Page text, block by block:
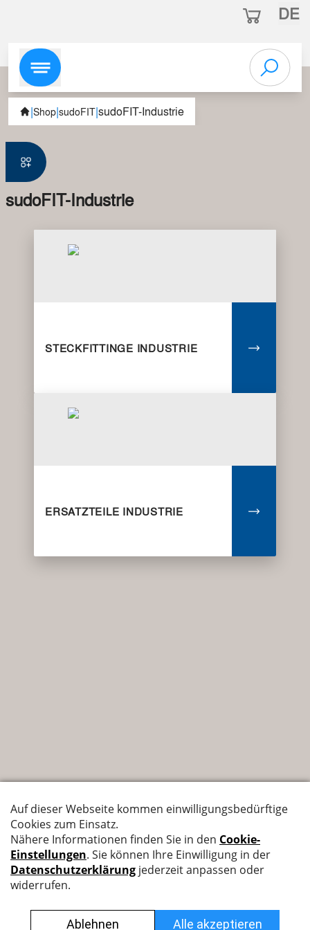
DE
|Shop|sudoFIT|sudoFIT-Industrie
sudoFIT-Industrie
STECKFITTINGE INDUSTRIE
ERSATZTEILE INDUSTRIE
Nyffenegger Armaturen AG